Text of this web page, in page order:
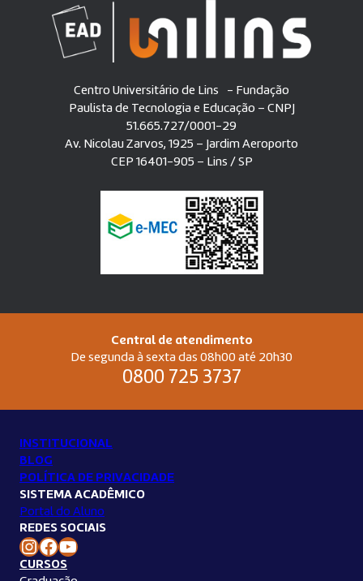
Centro Universitário de Lins - Fundação
Paulista de Tecnologia e Educação – CNPJ
51.665.727/0001-29
Av. Nicolau Zarvos, 1925 – Jardim Aeroporto
CEP 16401-905 – Lins / SP
Central de atendimento
De segunda à sexta das 08h00 até 20h30
0800 725 3737
INSTITUCIONAL
BLOG
POLÍTICA DE PRIVACIDADE
SISTEMA ACADÊMICO
Portal do Aluno
REDES SOCIAIS
Instagram Unilins Facebook Unilins Youtube Unilins
CURSOS